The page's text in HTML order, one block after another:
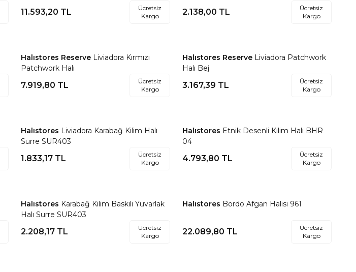
11.593,20 TL
Ücretsiz
Kargo
2.138,00 TL
Ücretsiz
Kargo
Favorilere Ekle
Halıstores Reserve Liviadora Kırmızı
Patchwork Halı
7.919,80 TL
Ücretsiz
Kargo
Favorilere Ekle
Halıstores Reserve Liviadora Patchwork
Halı Bej
3.167,39 TL
Ücretsiz
Kargo
Favorilere Ekle
Halıstores Liviadora Karabağ Kilim Halı
Surre SUR403
1.833,17 TL
Ücretsiz
Kargo
Favorilere Ekle
Halıstores Etnik Desenli Kilim Halı BHR
04
4.793,80 TL
Ücretsiz
Kargo
Favorilere Ekle
Halıstores Karabağ Kilim Baskılı Yuvarlak
Halı Surre SUR403
2.208,17 TL
Ücretsiz
Kargo
Favorilere Ekle
Halıstores Bordo Afgan Halısı 961
22.089,80 TL
Ücretsiz
Kargo